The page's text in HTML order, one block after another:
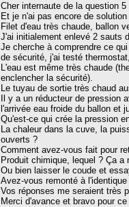
Cher internaute de la question
Et je n'ai pas encore de
Filet d'eau très chaude, ballon
J'ai initialement enlevé 2 sauts
Je cherche à comprendre ce
de sécurité, j'ai testé
L'eau est même très chaude
enclencher la sécurité).
Le tuyau de sortie très chaud
Il y a un réducteur de
l'arrivée eau froide du ballon et
Qu'est-ce qui crée la pression
La chaleur dans la cuve, la
ouverts ?
Comment avez-vous fait pour
Produit chimique, lequel ? Ça
Ou bien laisser le coude et
Avez-vous remonté à
Vos réponses me seraient très
Merci d'avance et bravo pour